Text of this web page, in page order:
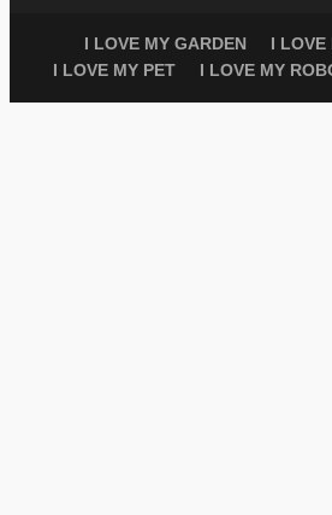
I LOVE MY GARDEN
I LOVE
I LOVE MY PET
I LOVE MY